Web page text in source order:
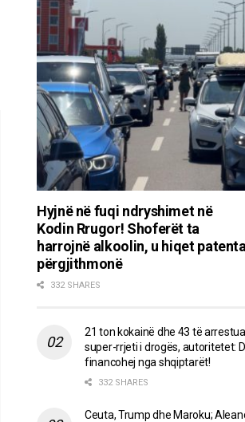
Hyjnë në fuqi ndryshimet në
Kodin Rrugor! Shoferët ta
harrojnë alkoolin, u hiqet patenta
përgjithmonë
332 SHARES
21 ton kokainë dhe 43 të
super-rrjeti i drogës, autoritetet:
financohej nga shqiptarët!
332 SHARES
Ceuta, Trump dhe Maroku;